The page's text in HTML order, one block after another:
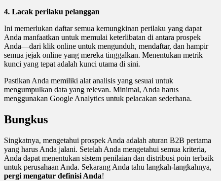
4. Lacak perilaku pelanggan
Ini memerlukan daftar semua kemungkinan perilaku yang dapat
Anda manfaatkan untuk memulai keterlibatan di antara prospek
Anda—dari klik online untuk mengunduh, mendaftar, dan hampir
semua jejak online yang mereka tinggalkan. Menentukan metrik
kunci yang tepat adalah kunci utama di sini.
Pastikan Anda memiliki alat analisis yang sesuai untuk
mengumpulkan data yang relevan. Minimal, Anda harus
menggunakan Google Analytics untuk pelacakan sederhana.
Bungkus
Singkatnya, mengetahui prospek Anda adalah aturan B2B pertama
yang harus Anda jalani. Setelah Anda mengetahui semua kriteria,
Anda dapat menentukan sistem penilaian dan distribusi poin terbaik
untuk perusahaan Anda. Sekarang Anda tahu langkah-langkahnya,
pergi mengatur definisi Anda!